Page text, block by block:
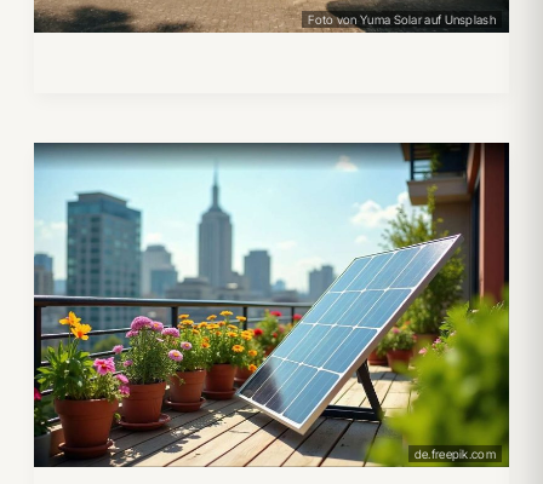
Foto von Yuma Solar auf Unsplash
de.freepik.com